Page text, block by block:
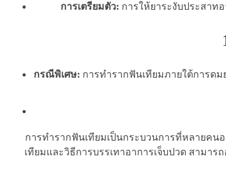
การเตรียมตัว: การให้ยาระงับประสาท
กรณีพิเศษ: การทำรากฟันเทียมภายใต้การด
การทำรากฟันเทียมเป็นกระบวนการที่หลายคน
เทียมและวิธีการบรรเทาอาการเจ็บปวด สามา